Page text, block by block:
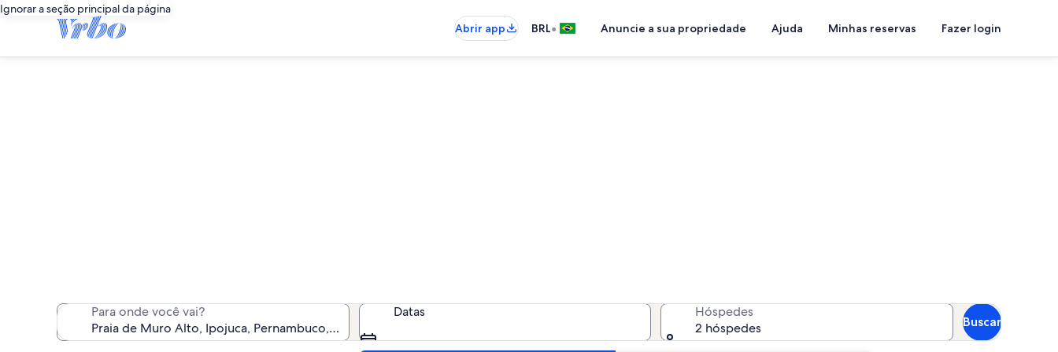
Ignorar a seção principal da página
Abrir app
BRL• Anuncie a sua propriedade Ajuda Minhas reservas Fazer login
Para onde você vai? Datas
Hóspedes
2 hóspedes
Buscar